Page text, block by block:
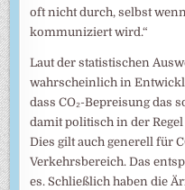
oft nicht durch, selbst
kommuniziert wird.“
Laut der statistischen
wahrscheinlich in
dass CO₂-Bepreisung das
damit politisch in der
Dies gilt auch generell für
Verkehrsbereich. Das
es. Schließlich haben die